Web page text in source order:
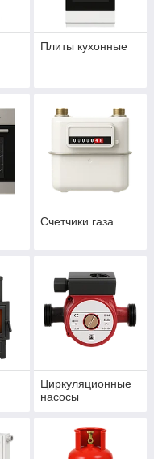
Плиты кухонные
Счетчики газа
Циркуляционные
насосы